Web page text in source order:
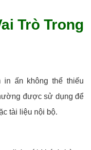
Trò Trong
in ấn không thể thiếu
được sử dụng để
tài liệu nội bộ.